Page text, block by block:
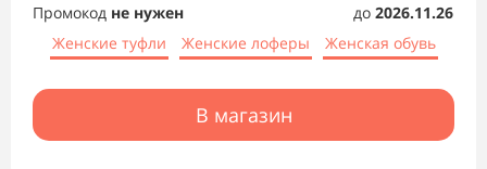
Промокод не нужен до 2026.11.26
Женские туфли
Женские лоферы Женская обувь
В магазин